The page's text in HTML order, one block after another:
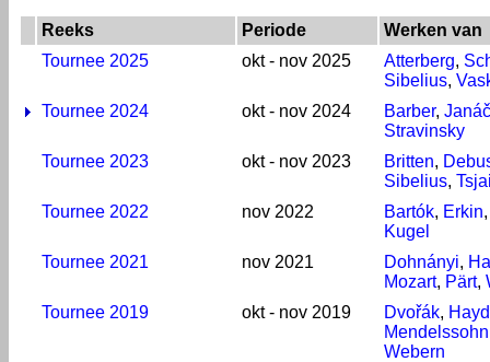
Reeks Periode
Werken van
Tournee 2025
okt - nov 2025 Atterberg,
Sibelius,
Tournee 2024
okt - nov 2024 Barber,
Stravinsky
Tournee 2023
okt - nov 2023 Britten,
Sibelius,
Tournee 2022
nov 2022 Bartók, Erkin
Kugel
Tournee 2021
nov 2021 Dohnányi,
Mozart, Pärt,
Tournee 2019
okt - nov 2019 Dvořák,
Webern